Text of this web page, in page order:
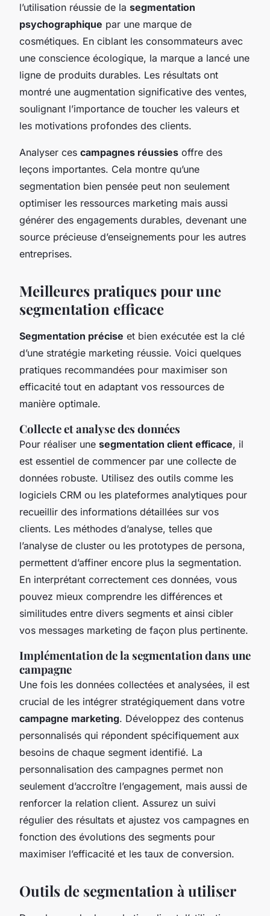
l’utilisation réussie de la segmentation
psychographique par une marque de
cosmétiques. En ciblant les consommateurs avec
une conscience écologique, la marque a lancé une
ligne de produits durables. Les résultats ont
montré une augmentation significative des ventes,
soulignant l’importance de toucher les valeurs et
les motivations profondes des clients.
Analyser ces campagnes réussies offre des
leçons importantes. Cela montre qu’une
segmentation bien pensée peut non seulement
optimiser les ressources marketing mais aussi
générer des engagements durables, devenant une
source précieuse d’enseignements pour les autres
entreprises.
Meilleures pratiques pour une
segmentation efficace
Segmentation précise et bien exécutée est la clé
d’une stratégie marketing réussie. Voici quelques
pratiques recommandées pour maximiser son
efficacité tout en adaptant vos ressources de
manière optimale.
Collecte et analyse des données
Pour réaliser une segmentation client efficace, il
est essentiel de commencer par une collecte de
données robuste. Utilisez des outils comme les
logiciels CRM ou les plateformes analytiques pour
recueillir des informations détaillées sur vos
clients. Les méthodes d’analyse, telles que
l’analyse de cluster ou les prototypes de persona,
permettent d’affiner encore plus la segmentation.
En interprétant correctement ces données, vous
pouvez mieux comprendre les différences et
similitudes entre divers segments et ainsi cibler
vos messages marketing de façon plus pertinente.
Implémentation de la segmentation dans une
campagne
Une fois les données collectées et analysées, il est
crucial de les intégrer stratégiquement dans votre
campagne marketing. Développez des contenus
personnalisés qui répondent spécifiquement aux
besoins de chaque segment identifié. La
personnalisation des campagnes permet non
seulement d’accroître l’engagement, mais aussi de
renforcer la relation client. Assurez un suivi
régulier des résultats et ajustez vos campagnes en
fonction des évolutions des segments pour
maximiser l’efficacité et les taux de conversion.
Outils de segmentation à utiliser